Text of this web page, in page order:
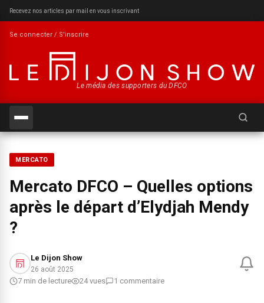
Recevez nos articles par mail en vous inscrivant
Se connecter / S'inscrire
Le média des supporters du DFCO
MERCATO
Mercato DFCO – Quelles options
après le départ d’Elydjah Mendy
?
Le Dijon Show
26 août 2025
7 min de lecture 24 vues 1 commentaire